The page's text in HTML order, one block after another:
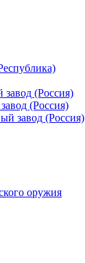
(Россия)
(Россия)
завод (Россия)
оружия